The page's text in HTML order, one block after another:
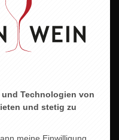
Technologien von
und stetig zu
meine Einwilligung